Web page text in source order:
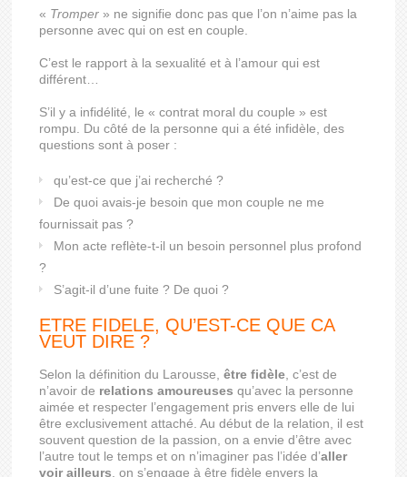
« Tromper » ne signifie donc pas que l’on n’aime pas la
personne avec qui on est en couple.
C’est le rapport à la sexualité et à l’amour qui est
différent…
S’il y a infidélité, le « contrat moral du couple » est
rompu. Du côté de la personne qui a été infidèle, des
questions sont à poser :
qu’est-ce que j’ai recherché ?
De quoi avais-je besoin que mon couple ne me
fournissait pas ?
Mon acte reflète-t-il un besoin personnel plus profond
?
S’agit-il d’une fuite ? De quoi ?
ETRE FIDELE, QU’EST-CE QUE CA
VEUT DIRE ?
Selon la définition du Larousse,être fidèle , c’est de
n’avoir de relations amoureuses qu’avec la personne
aimée et respecter l’engagement pris envers elle de lui
être exclusivement attaché. Au début de la relation, il est
souvent question de la passion, on a envie d’être avec
l’autre tout le temps et on n’imaginer pas l’idée d’aller
voir ailleurs , on s’engage à être fidèle envers la